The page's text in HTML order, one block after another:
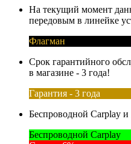
На текущий момент
передовым в линейке
Флагман
Срок гарантийного
в магазине - 3 года!
Гарантия - 3 года
Беспроводной Carplay
Беспроводной Carplay